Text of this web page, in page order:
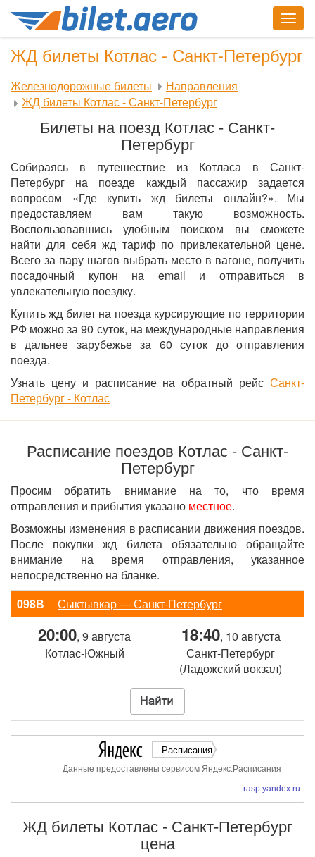
ЖД билеты Котлас - Санкт-Петербург
Железнодорожные билеты
Направления
ЖД билеты Котлас - Санкт-Петербург
Билеты на поезд Котлас - Санкт-
Петербург
Собираясь в путешествие из Котласа в Санкт-
Петербург на поезде каждый пассажир задается
вопросом «Где купить жд билеты онлайн?». Мы
предоставляем вам такую возможность.
Воспользовавшись удобным поиском вы сможете
найти для себя жд тариф по привлекательной цене.
Всего за пару шагов выбрать место в вагоне, получить
посадочный купон на email и отправиться в
увлекательную поездку.
Купить жд билет на поезда курсирующие по территории
РФ можно за 90 суток, на международные направления
в дальнее зарубежье за 60 суток до отправления
поезда.
Узнать цену и расписание на обратный рейс Санкт-
Петербург - Котлас
Расписание поездов Котлас - Санкт-
Петербург
Просим обратить внимание на то, что время
отправления и прибытия указано местное.
Возможны изменения в расписании движения поездов.
После покупки жд билета обязательно обращайте
внимание на время отправления, указанное
непосредственно на бланке.
098В
Сыктывкар — Санкт-Петербург
20:00, 9 августа
Котлас-Южный
18:40, 10 августа
Санкт-Петербург
(Ладожский вокзал)
Расписания
Данные предоставлены сервисом Яндекс.Расписания
rasp.yandex.ru
ЖД билеты Котлас - Санкт-Петербург
цена